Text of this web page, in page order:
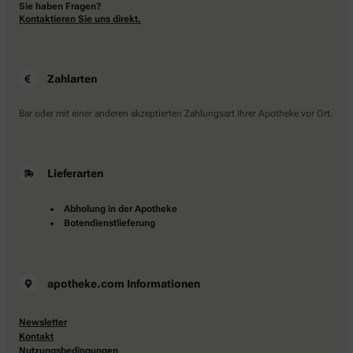
Sie haben Fragen?
Kontaktieren Sie uns direkt.
Zahlarten
Bar oder mit einer anderen akzeptierten Zahlungsart Ihrer Apotheke vor Ort.
Lieferarten
Abholung in der Apotheke
Botendienstlieferung
apotheke.com Informationen
Newsletter
Kontakt